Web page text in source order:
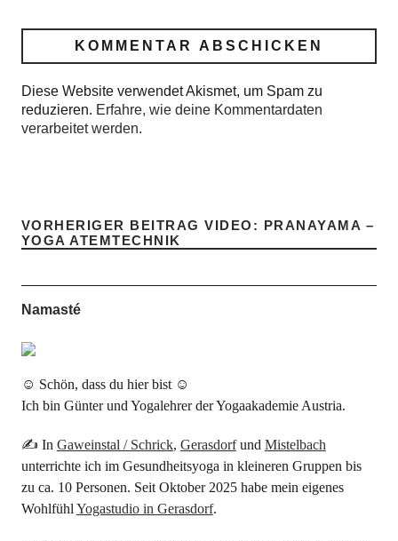
Diese Website verwendet Akismet, um Spam zu
reduzieren. Erfahre, wie deine Kommentardaten
verarbeitet werden.
VORHERIGER BEITRAG VIDEO: PRANAYAMA –
YOGA ATEMTECHNIK
Namasté
☺ Schön, dass du hier bist ☺
Ich bin Günter und Yogalehrer der Yogaakademie Austria.
✍ In Gaweinstal / Schrick, Gerasdorfund Mistelbach
unterrichte ich im Gesundheitsyoga in kleineren Gruppen bis
zu ca. 10 Personen. Seit Oktober 2025 habe mein eigenes
Wohlfühl Yogastudio in Gerasdorf.